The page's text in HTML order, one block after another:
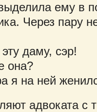
ему в
Через пару
даму, сэр!
она?
я на ней
адвоката с